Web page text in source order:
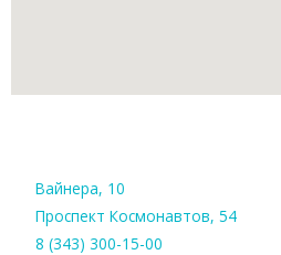
Вайнера, 10
Проспект Космонавтов, 54
8 (343) 300-15-00